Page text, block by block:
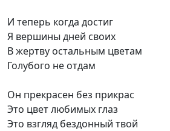
И теперь когда достиг
Я вершины дней своих
В жертву остальным цветам
Голубого не отдам
Он прекрасен без прикрас
Это цвет любимых глаз
Это взгляд бездонный твой